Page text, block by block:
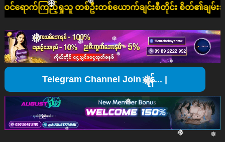
❅
❅
❅
❅ ❅
❅
သူ တစ်ဦးတစ်ယောက်ချင်းစီတိုင်း စိတ်၏ချမ်းသာခြင်း၊ ကိုယ်၏က
Tel